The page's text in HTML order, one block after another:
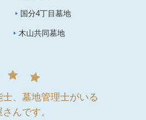
国分4丁目墓地
木山共同墓地
、墓地管理士がいる
んです。